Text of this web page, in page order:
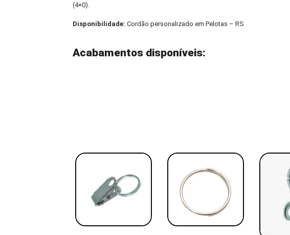
(4×0).
Disponibilidade:Cordão personalizado em Pelotas – RS
Acabamentos disponíveis: